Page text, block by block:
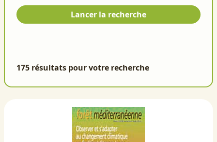
Lancer la recherche
175 résultats pour votre recherche